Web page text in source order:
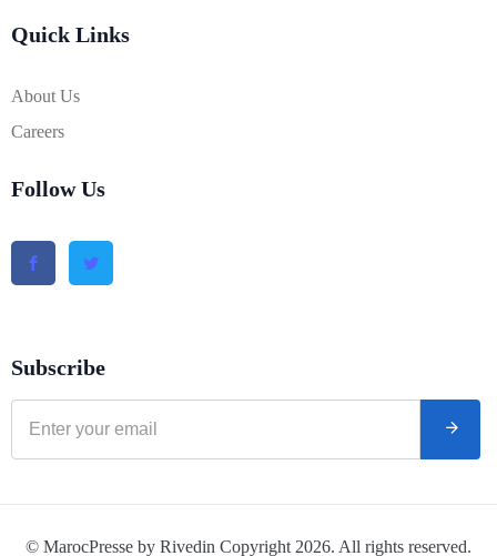
Quick Links
About Us
Careers
Follow Us
Subscribe
© MarocPresse by Rivedin Copyright 2026. All rights reserved.